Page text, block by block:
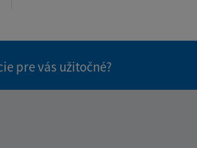
pre vás užitočné?